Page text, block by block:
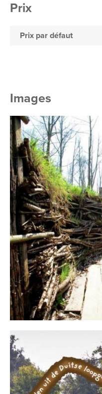
Prix
Prix par défaut
Images